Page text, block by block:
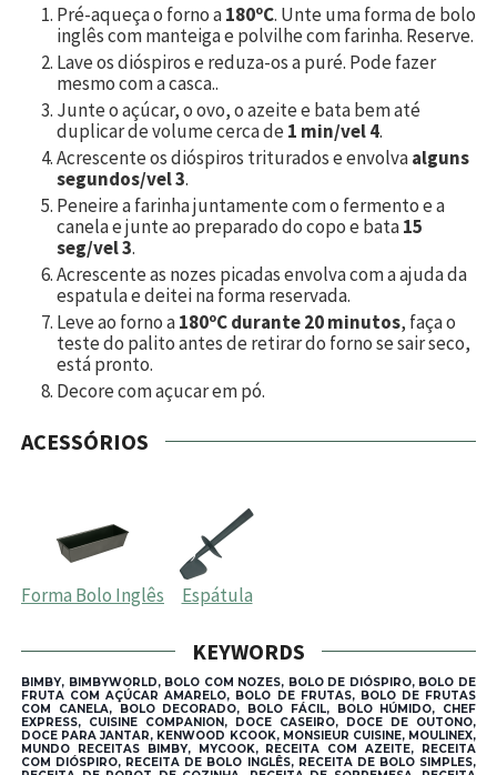
Pré-aqueça o forno a180ºC. Unte uma forma de bolo
inglês com manteiga e polvilhe com farinha. Reserve.
Lave os dióspiros e reduza-os a puré. Pode fazer
mesmo com a casca..
Junte o açúcar, o ovo, o azeite e bata bem até
duplicar de volume cerca de1 min/vel 4.
Acrescente os dióspiros triturados e envolvaalguns
segundos/vel 3.
Peneire a farinha juntamente com o fermento e a
canela e junte ao preparado do copo e bata15
seg/vel 3.
Acrescente as nozes picadas envolva com a ajuda da
espatula e deitei na forma reservada.
Leve ao forno a180ºC durante 20 minutos, faça o
teste do palito antes de retirar do forno se sair seco,
está pronto.
Decore com açucar em pó.
ACESSÓRIOS
Forma Bolo Inglês Espátula
KEYWORDS
BIMBY, BIMBYWORLD, BOLO COM NOZES, BOLO DE DIÓSPIRO, BOLO DE
FRUTA COM AÇÚCAR AMARELO, BOLO DE FRUTAS, BOLO DE FRUTAS
COM CANELA, BOLO DECORADO, BOLO FÁCIL, BOLO HÚMIDO, CHEF
EXPRESS, CUISINE COMPANION, DOCE CASEIRO, DOCE DE OUTONO,
DOCE PARA JANTAR, KENWOOD KCOOK, MONSIEUR CUISINE, MOULINEX,
MUNDO RECEITAS BIMBY, MYCOOK, RECEITA COM AZEITE, RECEITA
COM DIÓSPIRO, RECEITA DE BOLO INGLÊS, RECEITA DE BOLO SIMPLES,